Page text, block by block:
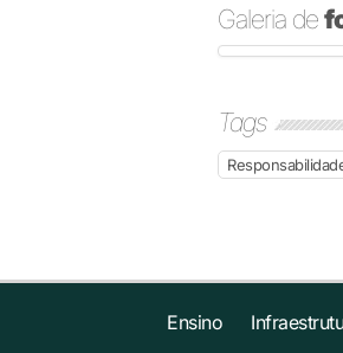
Galeria de
Tags
Ensino